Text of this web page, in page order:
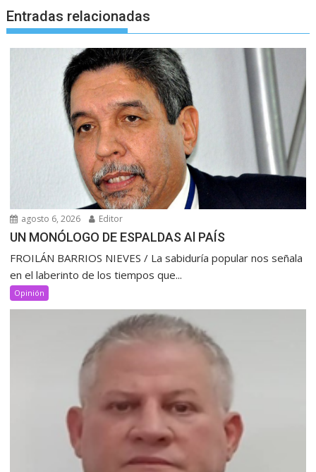
Entradas relacionadas
agosto 6, 2026 Editor
UN MONÓLOGO DE ESPALDAS Al PAÍS
FROILÁN BARRIOS NIEVES / La sabiduría popular nos señala
en el laberinto de los tiempos que...
Opinión